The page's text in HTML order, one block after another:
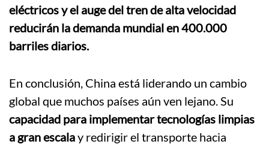
eléctricos y el auge del tren de alta velocidad
reducirán la demanda mundial en 400.000
barriles diarios.
En conclusión, China está liderando un cambio
global que muchos países aún ven lejano. Su
capacidad para implementar tecnologías limpias
a gran escalay redirigir el transporte hacia